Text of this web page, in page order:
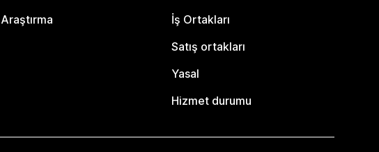
Araştırma
İş Ortakları
Satış ortakları
Yasal
Hizmet durumu